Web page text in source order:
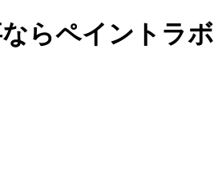
らペイントラボ